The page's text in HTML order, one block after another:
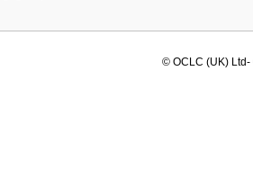
© OCLC (UK)